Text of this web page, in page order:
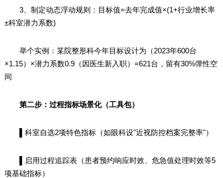
3、制定动态浮动规则：目标值=去年完成值×(1+行业增长率
±科室潜力系数)
举个实例：某院整形科今年目标设计为（2023年600台
×1.15）×潜力系数0.9（因医生新入职）=621台，留有30%弹性空
间
第二步：过程指标场景化（工具包）
▌科室自选2项特色指标（如眼科设"近视防控档案完整率"）
▌启用过程追踪表（患者预约响应时效、危急值处理时效等5
项基础指标）